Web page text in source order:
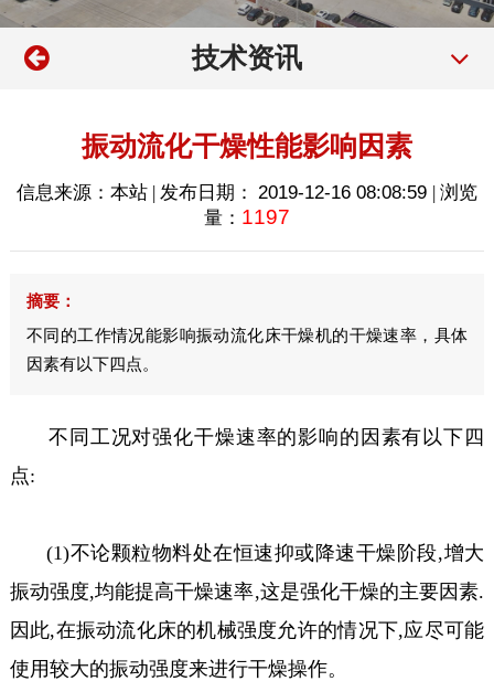
技术资讯
振动流化干燥性能影响因素
信息来源：本站 | 发布日期： 2019-12-16 08:08:59 | 浏览
量： 1197
摘要：
不同的工作情况能影响振动流化床干燥机的干燥速率，具体
因素有以下四点。
不同工况对强化干燥速率的影响的因素有以下四
点:
(1)不论颗粒物料处在恒速抑或降速干燥阶段,增大
振动强度,均能提高干燥速率,这是强化干燥的主要因素.
因此,在振动流化床的机械强度允许的情况下,应尽可能
使用较大的振动强度来进行干燥操作。